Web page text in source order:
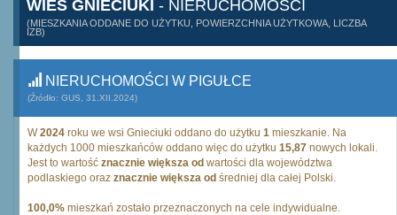
WIEŚ GNIECIUKI - NIERUCHOMOŚCI
(MIESZKANIA ODDANE DO UŻYTKU, POWIERZCHNIA UŻYTKOWA, LICZBA
IZB)
NIERUCHOMOŚCI W PIGUŁCE
(Źródło: GUS, 31.XII.2024)
W2024 roku we wsi Gnieciuki oddano do użytku 1 mieszkanie. Na
każdych 1000 mieszkańców oddano więc do użytku 15,87 nowych lokali.
Jest to wartość znacznie większa od wartości dla województwa
podlaskiego oraz znacznie większa od średniej dla całej Polski.
100,0% mieszkań zostało przeznaczonych na cele indywidualne.